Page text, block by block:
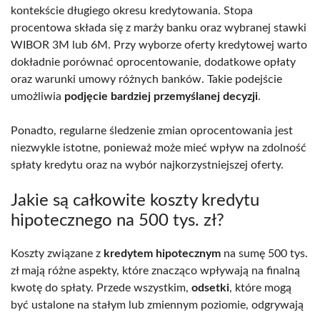
kontekście długiego okresu kredytowania. Stopa
procentowa składa się z marży banku oraz wybranej stawki
WIBOR 3M lub 6M. Przy wyborze oferty kredytowej warto
dokładnie porównać oprocentowanie, dodatkowe opłaty
oraz warunki umowy różnych banków. Takie podejście
umożliwia podjęcie bardziej przemyślanej decyzji.
Ponadto, regularne śledzenie zmian oprocentowania jest
niezwykle istotne, ponieważ może mieć wpływ na zdolność
spłaty kredytu oraz na wybór najkorzystniejszej oferty.
Jakie są całkowite koszty kredytu
hipotecznego na 500 tys. zł?
Koszty związane z kredytem hipotecznym na sumę 500 tys.
zł mają różne aspekty, które znacząco wpływają na finalną
kwotę do spłaty. Przede wszystkim, odsetki, które mogą
być ustalone na stałym lub zmiennym poziomie, odgrywają